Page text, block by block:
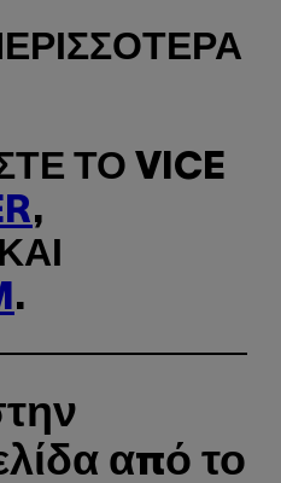
ΤΟ VICE
,
ΚΑΙ
.
από το